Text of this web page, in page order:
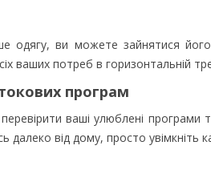
ви можете зайнятися
ваших потреб в горизонтальній
програм
ваші улюблені програми
від дому, просто увімкніть